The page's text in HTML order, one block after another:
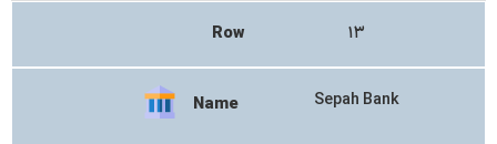
Row ۱۳
Name Sepah Bank